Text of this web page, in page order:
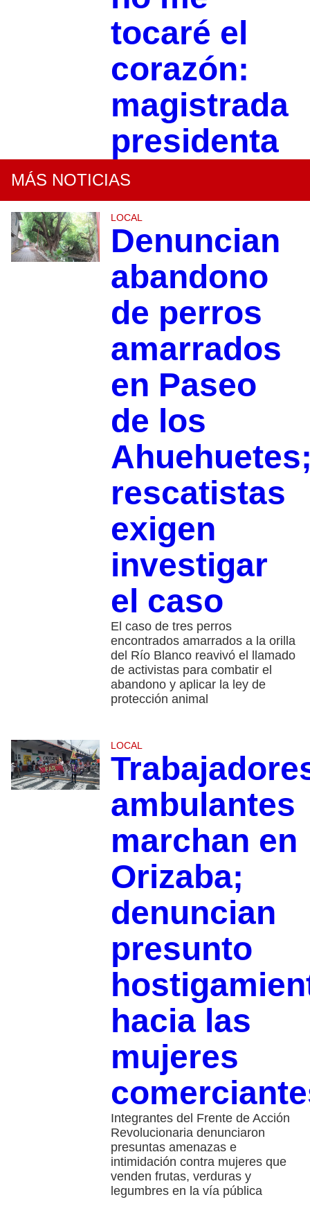
tocaré el
corazón:
magistrada
presidenta
MÁS NOTICIAS
LOCAL
Denuncian
abandono
de perros
amarrados
en Paseo
de los
rescatistas
exigen
investigar
el caso
El caso de tres perros
encontrados amarrados a la orilla
del Río Blanco reavivó el llamado
de activistas para combatir el
abandono y aplicar la ley de
protección animal
LOCAL
ambulantes
marchan en
Orizaba;
denuncian
presunto
hacia las
mujeres
Integrantes del Frente de Acción
Revolucionaria denunciaron
presuntas amenazas e
intimidación contra mujeres que
venden frutas, verduras y
legumbres en la vía pública